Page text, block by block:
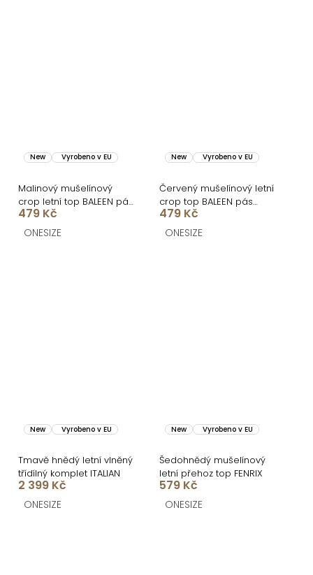
New Vyrobeno v EU
Malinový mušelínový
crop letní top BALEEN pás
přes prsa
479 Kč
ONESIZE
New Vyrobeno v EU
Červený mušelínový letní
crop top BALEEN pás
přes prsa
479 Kč
ONESIZE
New Vyrobeno v EU
Tmavě hnědý letní vlněný
třídílný komplet ITALIAN
2 399 Kč
ONESIZE
New Vyrobeno v EU
Šedohnědý mušelínový
letní přehoz top FENRIX
579 Kč
ONESIZE